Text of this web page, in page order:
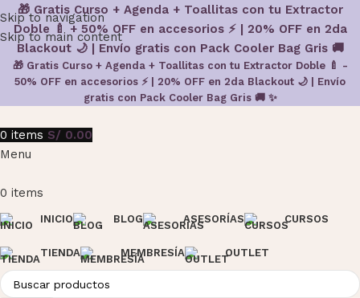
Skip to navigation
Skip to main content
🎁 Gratis Curso + Agenda + Toallitas con tu Extractor
Doble 🍼 + 50% OFF en accesorios ⚡ | 20% OFF en 2da
Blackout 🌙 | Envío gratis con Pack Cooler Bag Gris 🚚
🎁 Gratis Curso + Agenda + Toallitas con tu Extractor Doble 🍼 -
50% OFF en accesorios ⚡ | 20% OFF en 2da Blackout 🌙 | Envío
gratis con Pack Cooler Bag Gris 🚚 ✨
0 items S/ 0.00
Menu
0 items
INICIO BLOG ASESORÍAS CURSOS
TIENDA MEMBRESÍA OUTLET